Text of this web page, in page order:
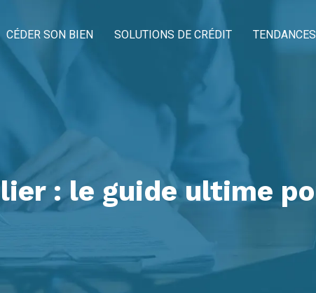
CÉDER SON BIEN SOLUTIONS DE CRÉDIT
: le guide ultime